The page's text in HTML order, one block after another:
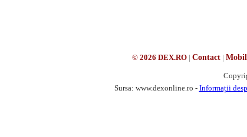
© 2026 DEX.RO| Contact|
Sursa: www.dexonline.ro - Informații